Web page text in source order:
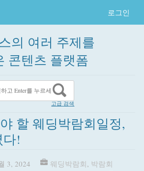
로그인
의 여러 주제를
콘텐츠 플랫폼
고급 검색
할 웨딩박람회일정,
!
3, 2024 웨딩박람회, 박람회